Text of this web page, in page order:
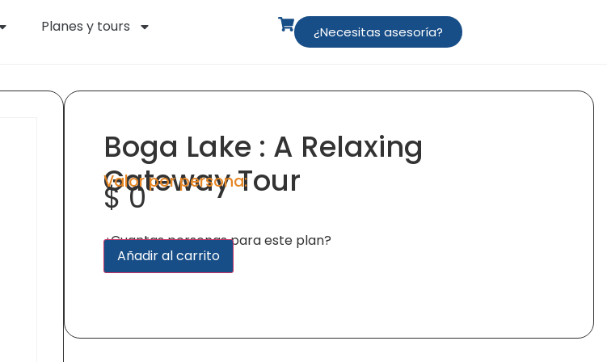
Planes y tours ¿Necesitas asesoría?
Boga Lake : A Relaxing
Gateway Tour
Valor por persona:
$0
¿Cuantas personas para este plan?
Añadir al carrito
Alternative: